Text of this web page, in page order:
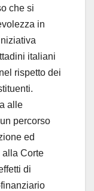
che si
in
italiani
rispetto dei
alle
percorso
ed
alla Corte
di